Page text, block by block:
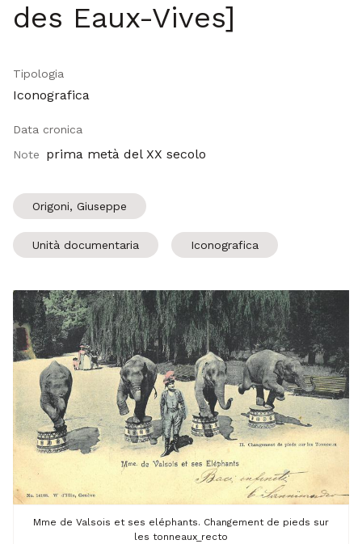
des Eaux-Vives]
Tipologia
Iconografica
Data cronica
Note
prima metà del XX secolo
Origoni, Giuseppe
Unità documentaria Iconografica
Mme de Valsois et ses eléphants. Changement de pieds sur
les tonneaux_recto